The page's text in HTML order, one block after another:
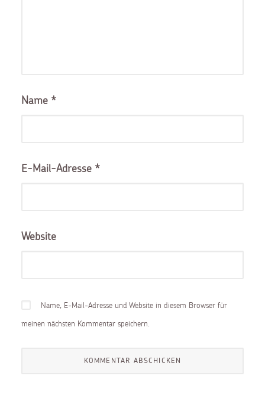
Name *
E-Mail-Adresse *
Website
Name, E-Mail-Adresse und Website in diesem Browser für
meinen nächsten Kommentar speichern.